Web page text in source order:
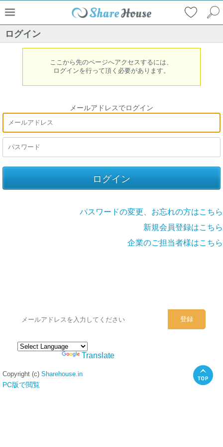
ログイン
ここから先のページへアクセスするには、
ログインを行って頂く必要があります。
メールアドレスでログイン
パスワードの変更、お忘れの方はこちら
新規会員登録はこちら
企業のご担当者様はこちら
Translate
Copyright (c) Sharehouse.in
PC版で閲覧